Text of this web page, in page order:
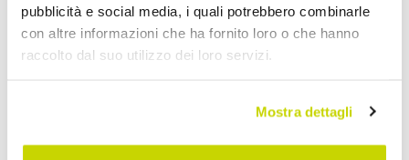
pubblicità e social media, i quali potrebbero combinarle
con altre informazioni che ha fornito loro o che hanno
raccolto dal suo utilizzo dei loro servizi.
Mostra dettagli
Servizio Coppette Design